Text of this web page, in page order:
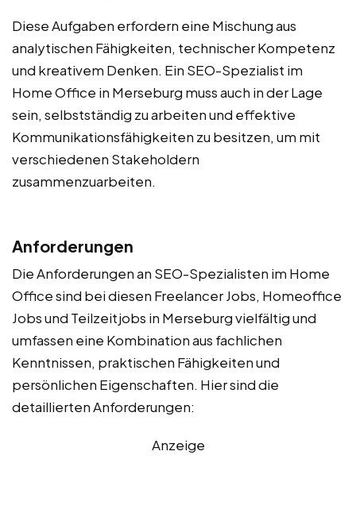
Diese Aufgaben erfordern eine Mischung aus
analytischen Fähigkeiten, technischer Kompetenz
und kreativem Denken. Ein SEO-Spezialist im
Home Office in Merseburg muss auch in der Lage
sein, selbstständig zu arbeiten und effektive
Kommunikationsfähigkeiten zu besitzen, um mit
verschiedenen Stakeholdern
zusammenzuarbeiten.
Anforderungen
Die Anforderungen an SEO-Spezialisten im Home
Office sind bei diesen Freelancer Jobs, Homeoffice
Jobs und Teilzeitjobs in Merseburg vielfältig und
umfassen eine Kombination aus fachlichen
Kenntnissen, praktischen Fähigkeiten und
persönlichen Eigenschaften. Hier sind die
detaillierten Anforderungen:
Anzeige